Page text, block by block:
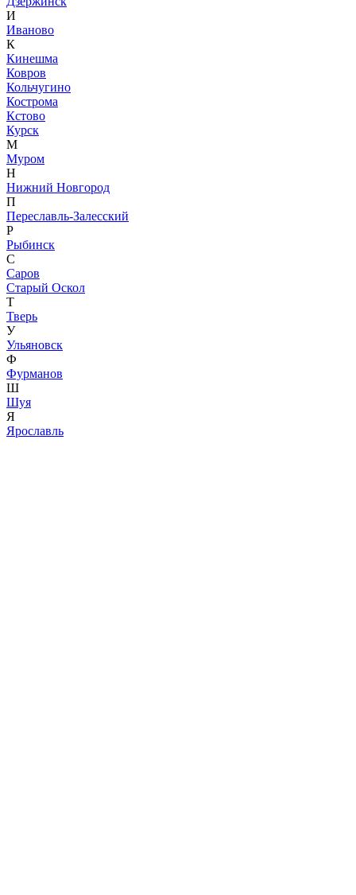
И
Иваново
К
Кинешма
Ковров
Кольчугино
Кострома
Кстово
Курск
М
Муром
Н
Нижний Новгород
П
Переславль-Залесский
Р
Рыбинск
С
Саров
Старый Оскол
Т
Тверь
У
Ульяновск
Ф
Фурманов
Ш
Шуя
Я
Ярославль